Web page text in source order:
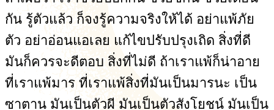
กัน รู้ตัวแล้ว ก็จงรู้ความจริงให้ได้ อย่าแพ้ภัย
ตัว อย่าอ่อนแอเลย แก้ไขปรับปรุงเถิด สิ่งที่ดี
มันก็ควรจะดีตอบ สิ่งที่ไม่ดี ถ้าเราแพ้ก็น่าอาย
ที่เราแพ้มาร ที่เราแพ้สิ่งที่มันเป็นมารนะ เป็น
ซาตาน มันเป็นตัวผี มันเป็นตัวสังโยชน์ มันเป็น